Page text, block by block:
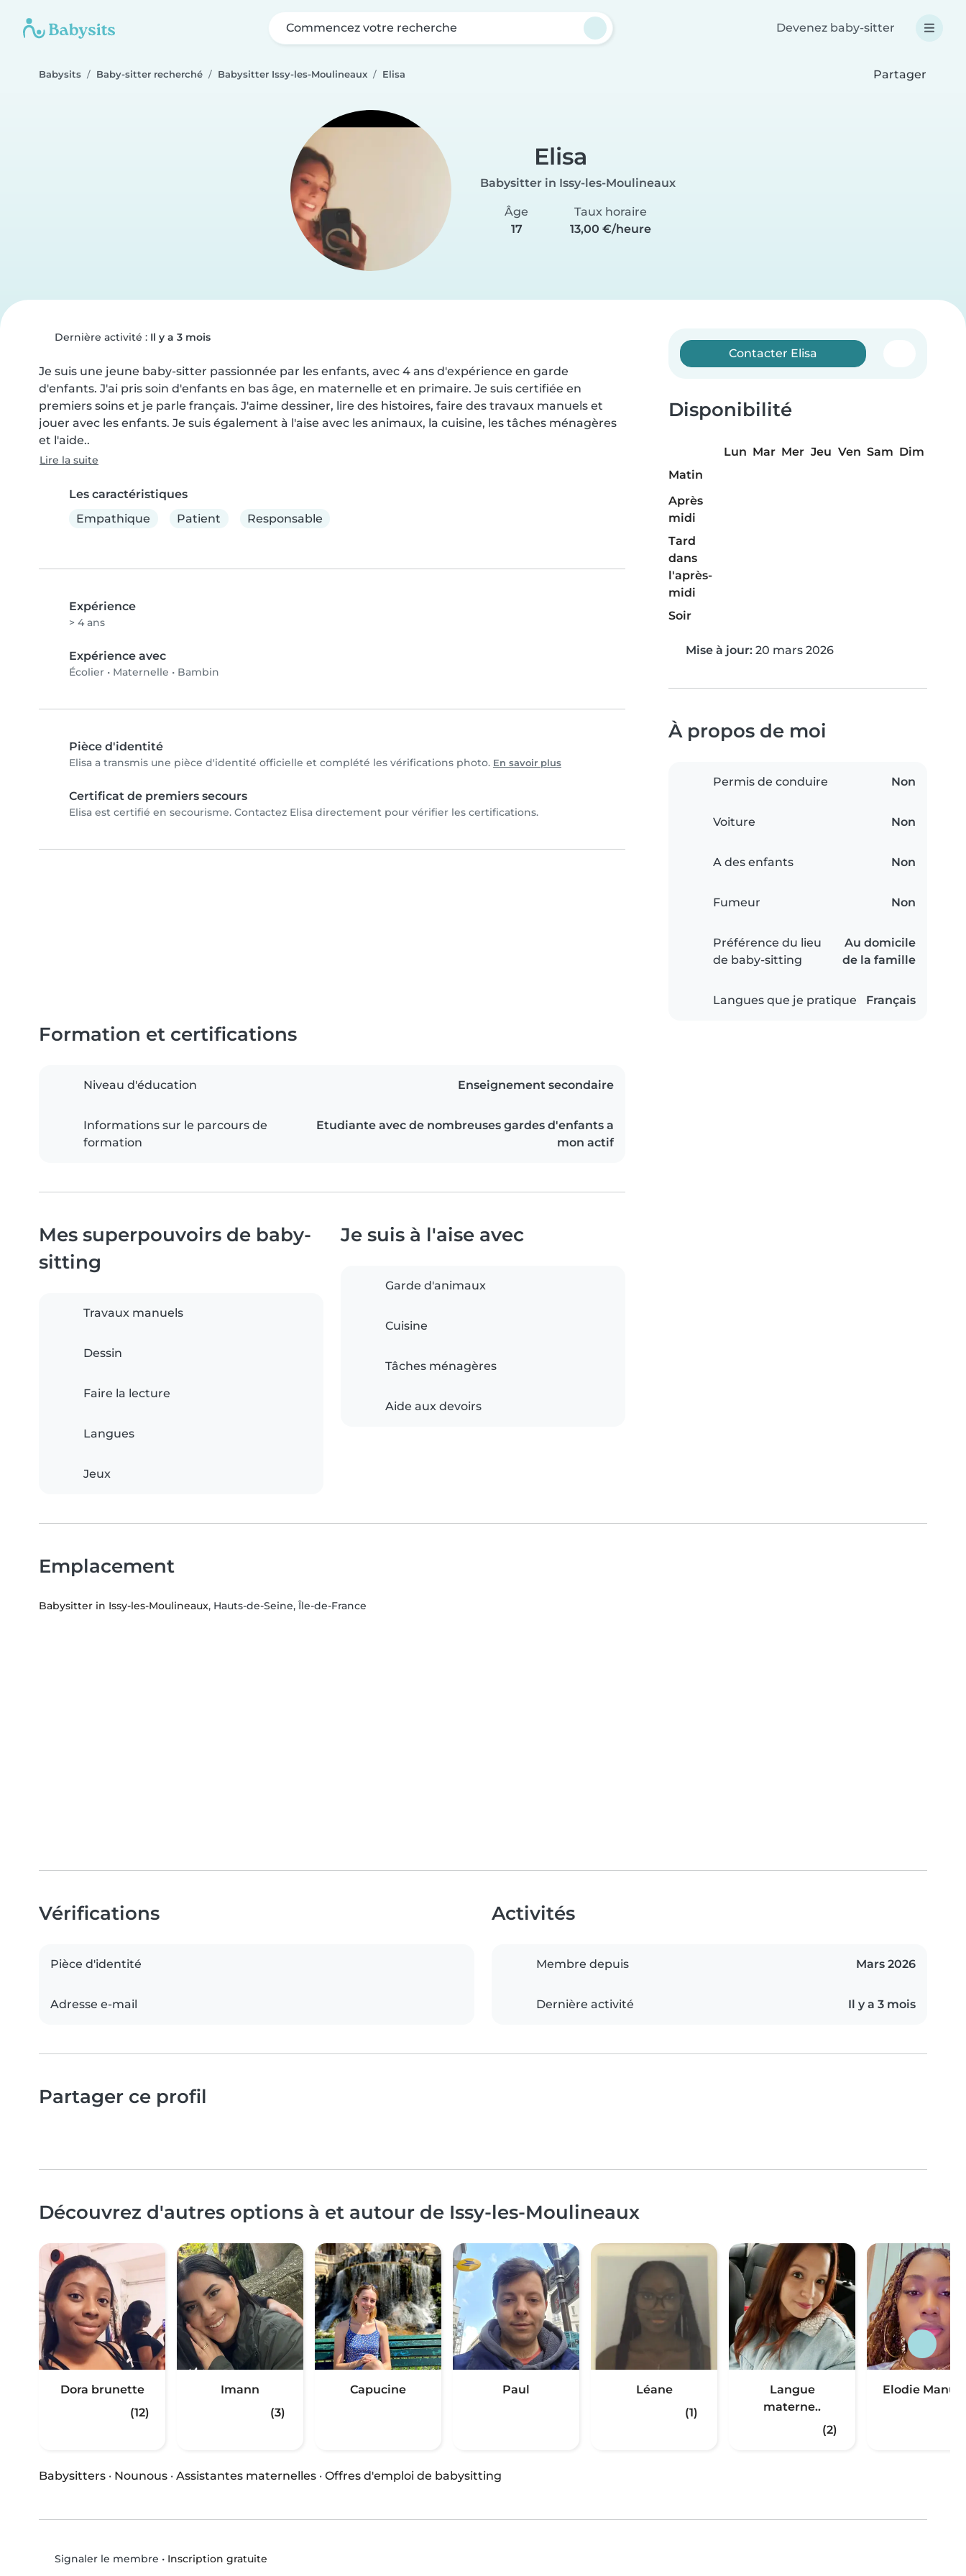
Commencez votre recherche Devenez baby-sitter
Babysits Baby-sitter recherché Babysitter Issy-les-Moulineaux Elisa Partager
Elisa
Babysitter in Issy-les-Moulineaux
Âge
17
Taux horaire
13,00 €/heure
Dernière activité : Il y a 3 mois
Je suis une jeune baby-sitter passionnée par les enfants, avec 4 ans d'expérience en garde
d'enfants. J'ai pris soin d'enfants en bas âge, en maternelle et en primaire. Je suis certifiée en
premiers soins et je parle français. J'aime dessiner, lire des histoires, faire des travaux manuels et
jouer avec les enfants. Je suis également à l'aise avec les animaux, la cuisine, les tâches ménagères
et l'aide..
Lire la suite
Les caractéristiques
Empathique
Patient Responsable
Expérience
> 4 ans
Expérience avec
Écolier • Maternelle • Bambin
Pièce d'identité
Elisa a transmis une pièce d'identité officielle et complété les vérifications photo. En savoir plus
Certificat de premiers secours
Elisa est certifié en secourisme. Contactez Elisa directement pour vérifier les certifications.
Contacter Elisa
Disponibilité
Lun Mar Mer Jeu Ven Sam Dim
Matin
Après
midi
Tard
dans
l'après-
midi
Soir
Mise à jour: 20 mars 2026
À propos de moi
Permis de conduire Non
Voiture Non
A des enfants Non
Fumeur Non
Préférence du lieu
de baby-sitting
Au domicile
de la famille
Langues que je pratique Français
Formation et certifications
Niveau d'éducation Enseignement secondaire
Informations sur le parcours de
formation
Etudiante avec de nombreuses gardes d'enfants a
mon actif
Mes superpouvoirs de baby-
sitting
Travaux manuels
Dessin
Faire la lecture
Langues
Jeux
Je suis à l'aise avec
Garde d'animaux
Cuisine
Tâches ménagères
Aide aux devoirs
Emplacement
Babysitter in Issy-les-Moulineaux, Hauts-de-Seine, Île-de-France
Vérifications
Pièce d'identité
Adresse e-mail
Activités
Membre depuis Mars 2026
Dernière activité Il y a 3 mois
Partager ce profil
Découvrez d'autres options à et autour de Issy-les-Moulineaux
Dora brunette
(12)
Imann
(3)
Capucine Paul
Léane
(1)
Langue
materne..
(2)
Elodie
Babysitters · Nounous · Assistantes maternelles · Offres d'emploi de babysitting
Signaler le membre • Inscription gratuite